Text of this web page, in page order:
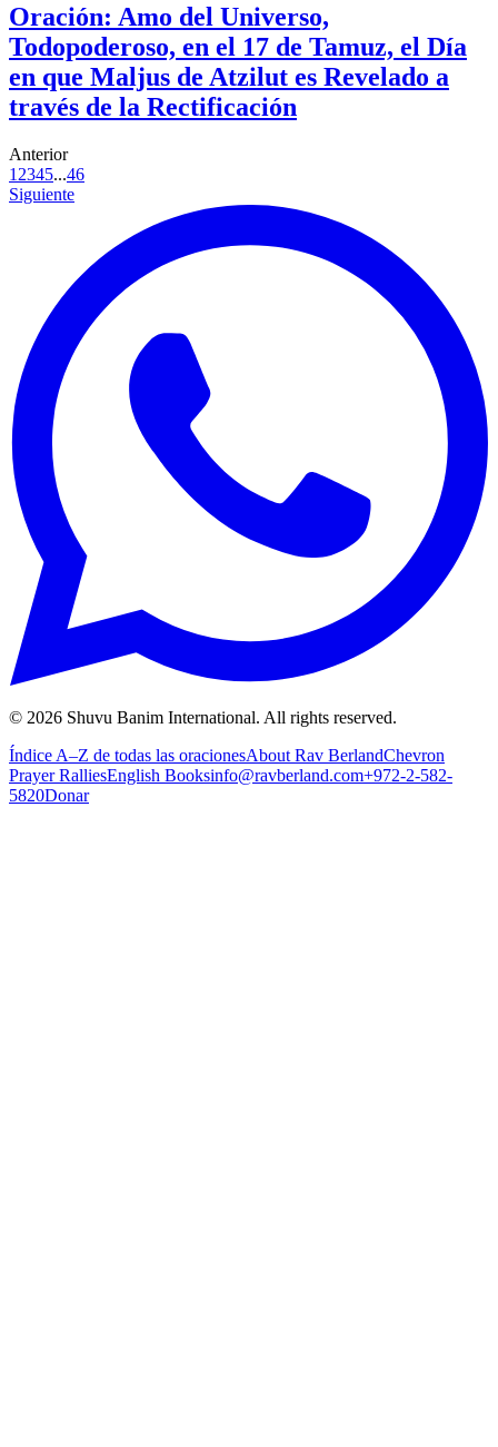
Oración: Amo del Universo,
Todopoderoso, en el 17 de Tamuz, el Día
en que Maljus de Atzilut es Revelado a
través de la Rectificación
Anterior
1 2345...46
Siguiente
© 2026 Shuvu Banim International. All rights reserved.
Índice A–Z de todas las oracionesAbout Rav BerlandChevron
Prayer RalliesEnglish Booksinfo@ravberland.com+972-2-582-
5820Donar